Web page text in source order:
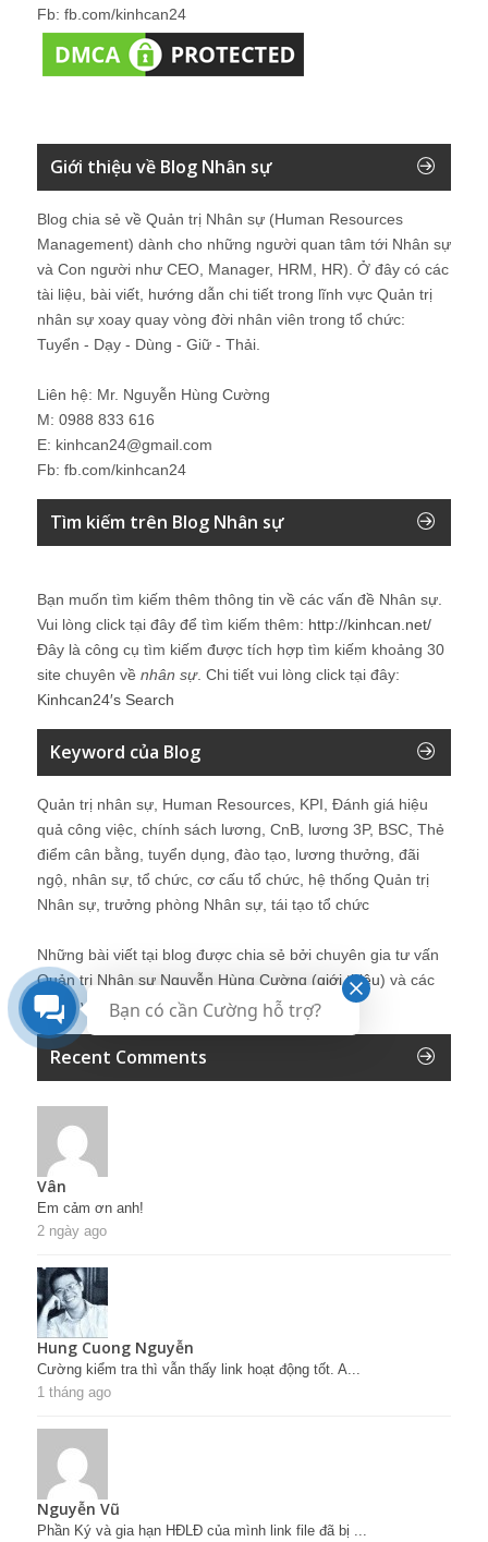
Fb: fb.com/kinhcan24
Giới thiệu về Blog Nhân sự
Blog chia sẻ về Quản trị Nhân sự (Human Resources
Management) dành cho những người quan tâm tới Nhân sự
và Con người như CEO, Manager, HRM, HR). Ở đây có các
tài liệu, bài viết, hướng dẫn chi tiết trong lĩnh vực Quản trị
nhân sự xoay quay vòng đời nhân viên trong tổ chức:
Tuyển - Dạy - Dùng - Giữ - Thải.
Liên hệ: Mr. Nguyễn Hùng Cường
M: 0988 833 616
E: kinhcan24@gmail.com
Fb: fb.com/kinhcan24
Tìm kiếm trên Blog Nhân sự
Bạn muốn tìm kiếm thêm thông tin về các vấn đề Nhân sự
Vui lòng click tại đây để tìm kiếm thêm: http://kinhcan.net/
Đây là công cụ tìm kiếm được tích hợp tìm kiếm khoảng 30
site chuyên về nhân sự. Chi tiết vui lòng click tại đây:
Kinhcan24′s Search
Keyword của Blog
Quản trị nhân sự, Human Resources, KPI, Đánh giá hiệu
quả công việc, chính sách lương, CnB, lương 3P, BSC, Thẻ
điểm cân bằng, tuyển dụng, đào tạo, lương thưởng, đãi
ngộ, nhân sự, tổ chức, cơ cấu tổ chức, hệ thống Quản trị
Nhân sự, trưởng phòng Nhân sự, tái tạo tổ chức
Những bài viết tại blog được chia sẻ bởi chuyên gia tư vấn
Quản trị Nhân sự Nguyễn Hùng Cường (giới thiệu) và các
thành viên khác trong cộng đồng Nhân sự.
Recent Comments
Vân
Em cảm ơn anh!
2 ngày ago
Hung Cuong Nguyễn
Cường kiểm tra thì vẫn thấy link hoạt động tốt. A...
1 tháng ago
Nguyễn Vũ
Phần Ký và gia hạn HĐLĐ của mình link file đã bị ...
Bạn có cần Cường hỗ trợ?